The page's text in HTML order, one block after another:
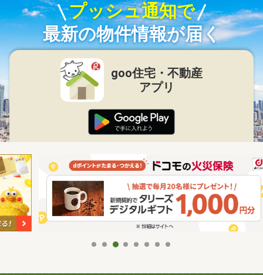
プッシュ通知で
最新の物件情報が届く
goo住宅・不動産
アプリ